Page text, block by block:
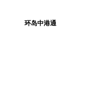
环岛中港通